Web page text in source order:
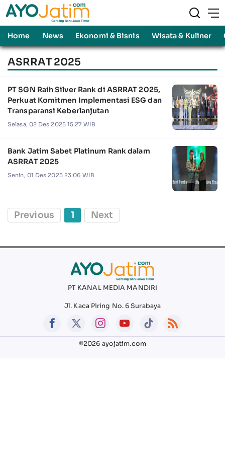
Home News Ekonomi & Bisnis Wisata & Kuliner
ASRRAT 2025
PT SGN Raih Silver Rank di ASRRAT 2025,
Perkuat Komitmen Implementasi ESG dan
Transparansi Keberlanjutan
Selasa, 02 Des 2025 15:27 WIB
Bank Jatim Sabet Platinum Rank dalam
ASRRAT 2025
Senin, 01 Des 2025 23:06 WIB
Previous 1 Next
PT KANAL MEDIA MANDIRI
Jl. Kaca Piring No. 6 Surabaya
©2026 ayojatim.com